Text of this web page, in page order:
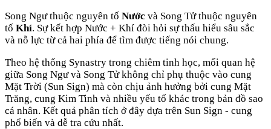
Song Ngưthuộc nguyên tố Nước và Song Tửthuộc nguyên
tố Khí. Sự kết hợp Nước + Khí đòi hỏi sự thấu hiểu sâu sắc
và nỗ lực từ cả hai phía để tìm được tiếng nói chung.
Theo hệ thống Synastry trong chiêm tinh học, mối quan hệ
giữa Song Ngưvà Song Tửkhông chỉ phụ thuộc vào cung
Mặt Trời (Sun Sign) mà còn chịu ảnh hưởng bởi cung Mặt
Trăng, cung Kim Tinh và nhiều yếu tố khác trong bản đồ sao
cá nhân. Kết quả phân tích ở đây dựa trên Sun Sign - cung
phổ biến và dễ tra cứu nhất.